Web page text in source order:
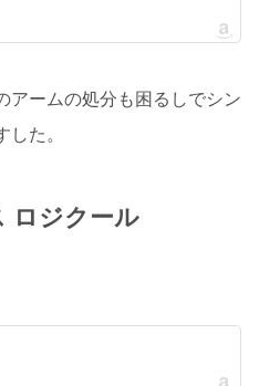
アームの処分も困るしでシン
た。
ロジクール